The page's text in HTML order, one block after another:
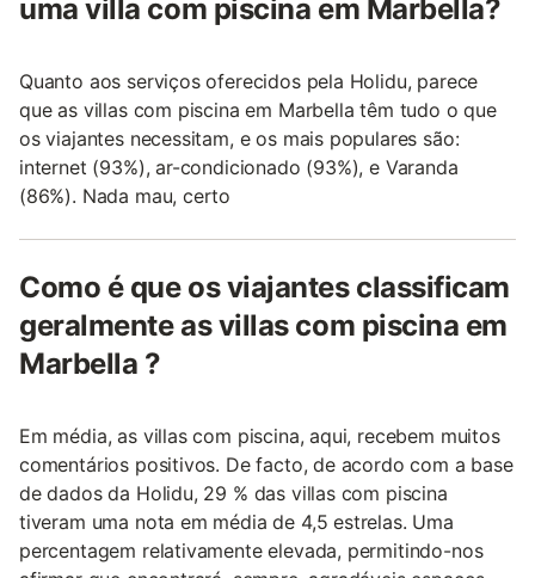
uma villa com piscina em Marbella?
Quanto aos serviços oferecidos pela Holidu, parece
que as villas com piscina em Marbella têm tudo o que
os viajantes necessitam, e os mais populares são:
internet (93%), ar-condicionado (93%), e Varanda
(86%). Nada mau, certo
Como é que os viajantes classificam
geralmente as villas com piscina em
Marbella ?
Em média, as villas com piscina, aqui, recebem muitos
comentários positivos. De facto, de acordo com a base
de dados da Holidu, 29 % das villas com piscina
tiveram uma nota em média de 4,5 estrelas. Uma
percentagem relativamente elevada, permitindo-nos